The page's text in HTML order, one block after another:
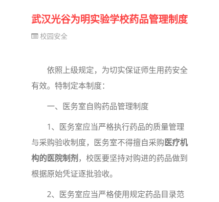
武汉光谷为明实验学校药品管理制度
校园安全
依照上级规定，为切实保证师生用药安全
有效。特制定本制度：
一、医务室自购药品管理制度
1、医务室应当严格执行药品的质量管理
与采购验收制度，医务室不得擅自采购医疗机
构的医院制剂 ，校医要坚持对购进的药品做到
根据原始凭证逐批验收。
2、医务室应当严格使用规定药品目录范